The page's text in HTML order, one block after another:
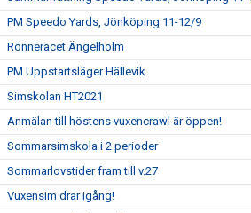
PM Speedo Yards, Jönköping 11-12/9
Rönneracet Ängelholm
PM Uppstartsläger Hällevik
Simskolan HT2021
Anmälan till höstens vuxencrawl är öppen!
Sommarsimskola i 2 perioder
Sommarlovstider fram till v.27
Vuxensim drar igång!